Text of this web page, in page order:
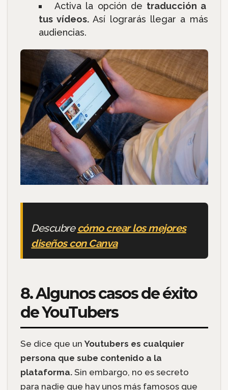
Activa la opción de traducción a
tus vídeos.Así lograrás llegar a más
audiencias.
Descubrecómo crear los mejores
diseños con Canva
8. Algunos casos de éxito
de YouTubers
Se dice que unYoutubers es cualquier
persona que sube contenido a la
plataforma.Sin embargo, no es secreto
para nadie que hay unos más famosos que